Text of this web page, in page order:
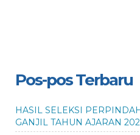
Pos-pos Terbaru
HASIL SELEKSI
GANJIL TAHUN AJARAN